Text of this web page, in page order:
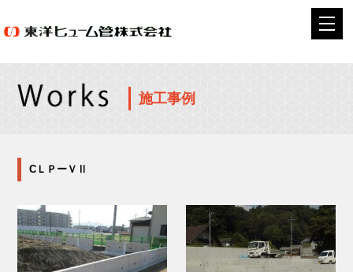
施工事例
CＬＰーＶⅡ